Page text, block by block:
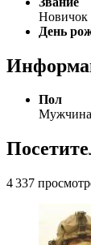
Новичок
День
Пол
Мужчина
4 337